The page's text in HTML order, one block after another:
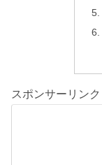
スポンサーリンク